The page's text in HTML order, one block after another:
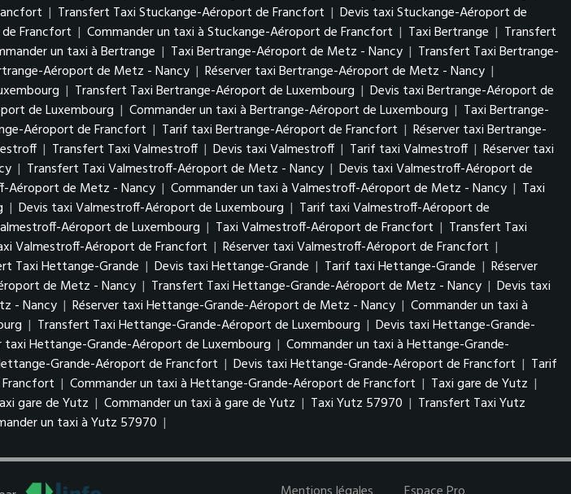
| Transfert Taxi Stuckange-Aéroport de Francfort | Devis taxi Stuckange-Aéroport de
Francfort | Commander un taxi à Stuckange-Aéroport de Francfort | Taxi Bertrange | Transfert
un taxi à Bertrange | Taxi Bertrange-Aéroport de Metz - Nancy | Transfert Taxi Bertrange-
Aéroport de Metz - Nancy | Réserver taxi Bertrange-Aéroport de Metz - Nancy |
| Transfert Taxi Bertrange-Aéroport de Luxembourg | Devis taxi Bertrange-Aéroport de
de Luxembourg | Commander un taxi à Bertrange-Aéroport de Luxembourg | Taxi Bertrange-
Aéroport de Francfort | Tarif taxi Bertrange-Aéroport de Francfort | Réserver taxi Bertrange-
| Transfert Taxi Valmestroff | Devis taxi Valmestroff | Tarif taxi Valmestroff | Réserver taxi
| Transfert Taxi Valmestroff-Aéroport de Metz - Nancy | Devis taxi Valmestroff-Aéroport de
Aéroport de Metz - Nancy | Commander un taxi à Valmestroff-Aéroport de Metz - Nancy | Taxi
| Devis taxi Valmestroff-Aéroport de Luxembourg | Tarif taxi Valmestroff-Aéroport de
Aéroport de Luxembourg | Taxi Valmestroff-Aéroport de Francfort | Transfert Taxi
Valmestroff-Aéroport de Francfort | Réserver taxi Valmestroff-Aéroport de Francfort |
Taxi Hettange-Grande | Devis taxi Hettange-Grande | Tarif taxi Hettange-Grande | Réserver
de Metz - Nancy | Transfert Taxi Hettange-Grande-Aéroport de Metz - Nancy | Devis taxi
- Nancy | Réserver taxi Hettange-Grande-Aéroport de Metz - Nancy | Commander un taxi à
| Transfert Taxi Hettange-Grande-Aéroport de Luxembourg | Devis taxi Hettange-Grande-
taxi Hettange-Grande-Aéroport de Luxembourg | Commander un taxi à Hettange-Grande-
Grande-Aéroport de Francfort | Devis taxi Hettange-Grande-Aéroport de Francfort | Tarif
| Commander un taxi à Hettange-Grande-Aéroport de Francfort | Taxi gare de Yutz |
gare de Yutz | Commander un taxi à gare de Yutz | Taxi Yutz 57970 | Transfert Taxi Yutz
un taxi à Yutz 57970 |